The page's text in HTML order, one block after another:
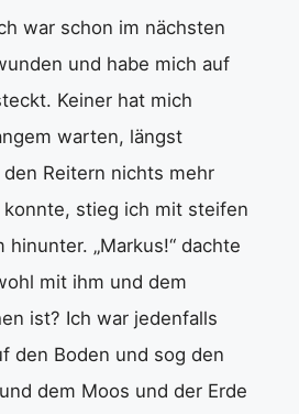
war schon im nächsten
und habe mich auf
Keiner hat mich
warten, längst
Reitern nichts mehr
stieg ich mit steifen
hinunter. „Markus!“ dachte
mit ihm und dem
ist? Ich war jedenfalls
den Boden und sog den
dem Moos und der Erde